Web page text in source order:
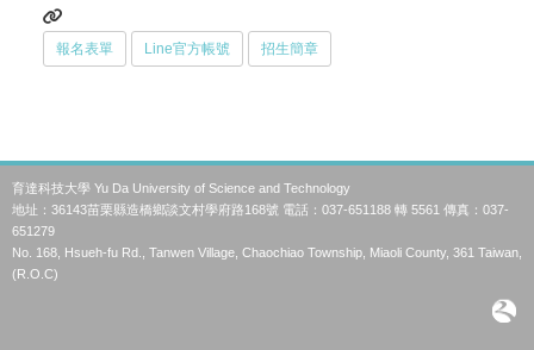
報名表單 Line官方帳號 招生簡章
育達科技大學 Yu Da University of Science and Technology
地址：36143苗栗縣造橋鄉談文村學府路168號 電話：037-651188 轉 5561 傳真：037-
651279
No. 168, Hsueh-fu Rd., Tanwen Village, Chaochiao Township, Miaoli County, 361 Taiwan,
(R.O.C)